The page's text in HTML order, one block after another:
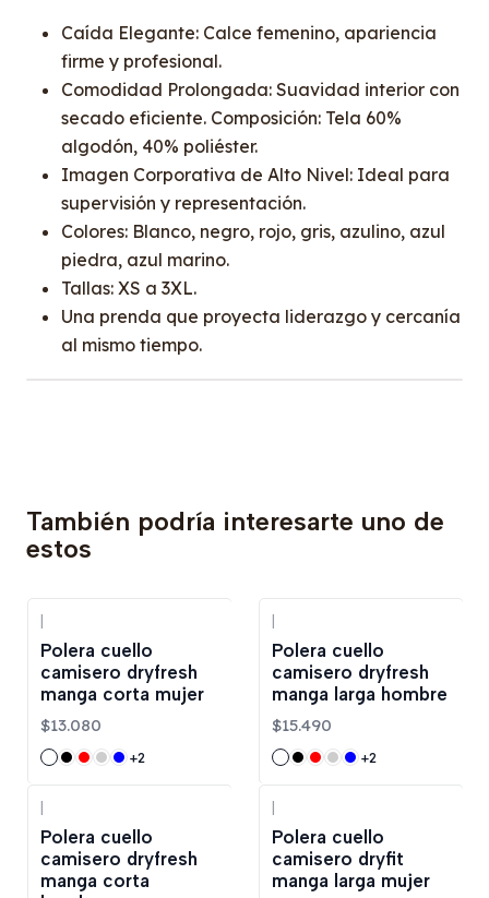
Caída Elegante: Calce femenino, apariencia
firme y profesional.
Comodidad Prolongada: Suavidad interior con
secado eficiente. Composición: Tela 60%
algodón, 40% poliéster.
Imagen Corporativa de Alto Nivel: Ideal para
supervisión y representación.
Colores: Blanco, negro, rojo, gris, azulino, azul
piedra, azul marino.
Tallas: XS a 3XL.
Una prenda que proyecta liderazgo y cercanía
al mismo tiempo.
También podría interesarte uno de
estos
Polera cuello
camisero dryfresh
manga corta mujer
$13.080
+2
Polera cuello
camisero dryfresh
manga larga hombre
$15.490
+2
|
Polera cuello
camisero dryfresh
manga corta
|
Polera cuello
camisero dryfit
manga larga mujer